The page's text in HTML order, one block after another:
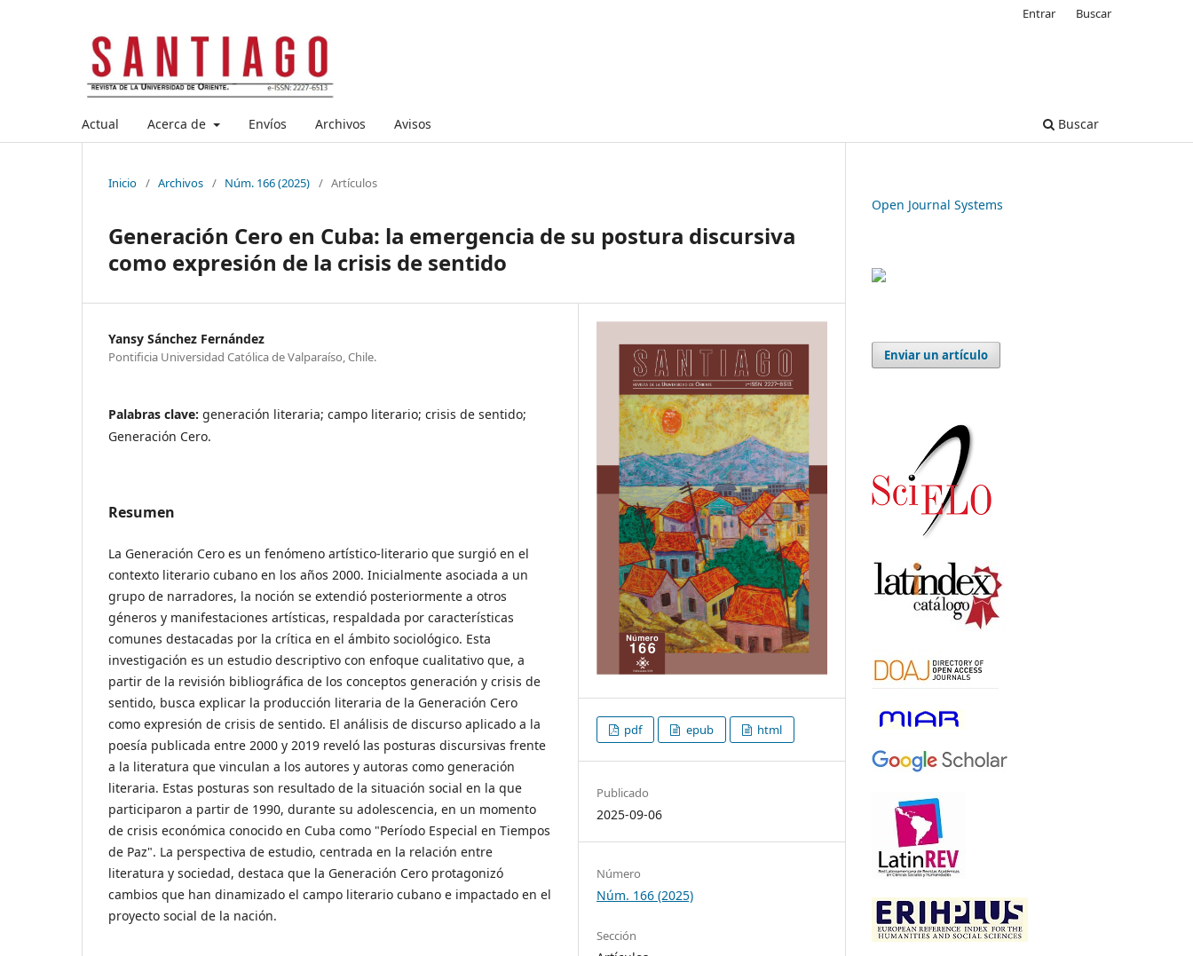
Actual Acerca de Envíos Archivos Avisos Buscar
Entrar Buscar
Inicio / Archivos / Núm. 166 (2025) / Artículos
Generación Cero en Cuba: la emergencia de su postura discursiva
como expresión de la crisis de sentido
Yansy Sánchez Fernández
Pontificia Universidad Católica de Valparaíso, Chile.
Palabras clave: generación literaria; campo literario; crisis de sentido;
Generación Cero.
Resumen
La Generación Cero es un fenómeno artístico-literario que surgió en el
contexto literario cubano en los años 2000. Inicialmente asociada a un
grupo de narradores, la noción se extendió posteriormente a otros
géneros y manifestaciones artísticas, respaldada por características
comunes destacadas por la crítica en el ámbito sociológico. Esta
investigación es un estudio descriptivo con enfoque cualitativo que, a
partir de la revisión bibliográfica de los conceptos generación y crisis de
sentido, busca explicar la producción literaria de la Generación Cero
como expresión de crisis de sentido. El análisis de discurso aplicado a la
poesía publicada entre 2000 y 2019 reveló las posturas discursivas frente
a la literatura que vinculan a los autores y autoras como generación
literaria. Estas posturas son resultado de la situación social en la que
participaron a partir de 1990, durante su adolescencia, en un momento
de crisis económica conocido en Cuba como "Período Especial en Tiempos
de Paz". La perspectiva de estudio, centrada en la relación entre
literatura y sociedad, destaca que la Generación Cero protagonizó
cambios que han dinamizado el campo literario cubano e impactado en el
proyecto social de la nación.
pdf epub html
Publicado
2025-09-06
Número
Núm. 166 (2025)
Sección
Open Journal Systems
Enviar un artículo